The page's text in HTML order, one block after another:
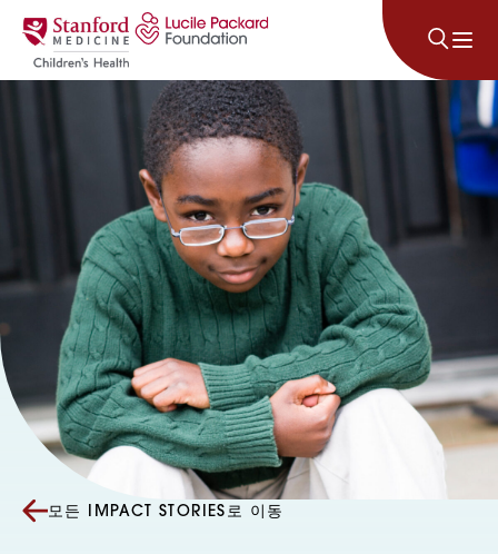
콘텐츠로 건너뛰기
모든 IMPACT STORIES로 이동